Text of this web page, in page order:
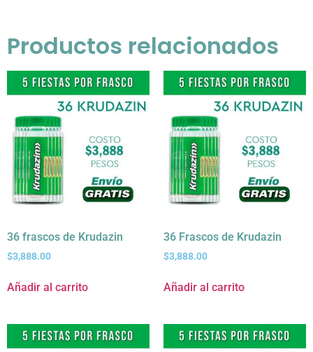
Productos relacionados
36 frascos de Krudazin
$3,888.00
Añadir al carrito
36 Frascos de Krudazin
$3,888.00
Añadir al carrito